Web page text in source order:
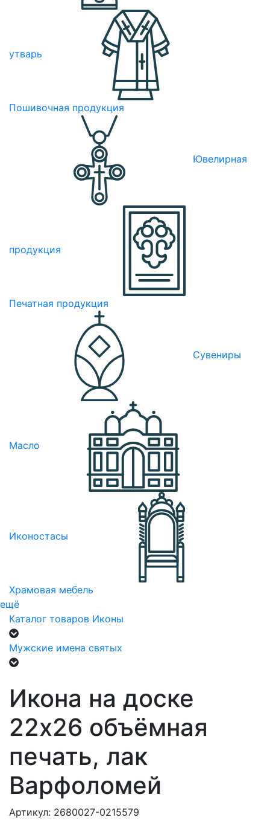
утварь
Пошивочная продукция
Ювелирная
продукция
Печатная продукция
Сувениры
Масло
Иконостасы
Храмовая мебель
ещё
Каталог товаров Иконы
Мужские имена святых
Икона на доске
22х26 объёмная
печать, лак
Варфоломей
Артикул: 2680027-0215579